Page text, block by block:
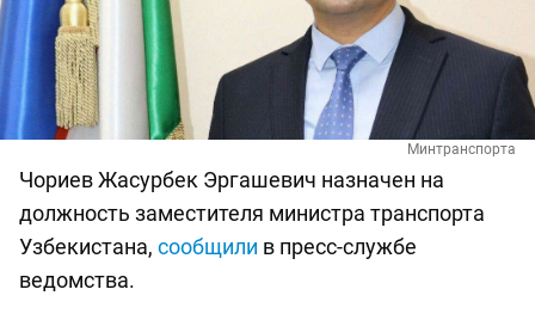
Минтранспорта
Чориев Жасурбек Эргашевич назначен на
должность заместителя министра транспорта
Узбекистана, сообщили в пресс-службе
ведомства.